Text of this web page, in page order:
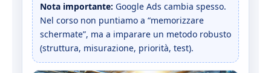
Nota importante: Google Ads cambia spesso.
Nel corso non puntiamo a “memorizzare
schermate”, ma a imparare un metodo robusto
(struttura, misurazione, priorità, test).